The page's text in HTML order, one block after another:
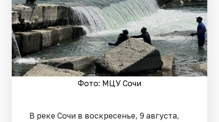
Фото: МЦУ Сочи
В реке Сочи в воскресенье, 9 августа,